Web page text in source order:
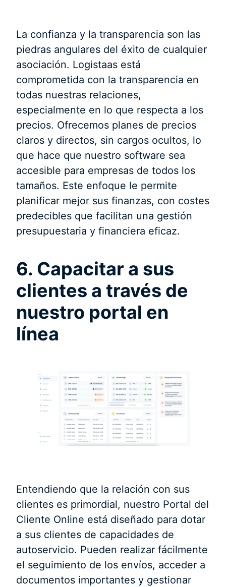
La confianza y la transparencia son las
piedras angulares del éxito de cualquier
asociación. Logistaas está
comprometida con la transparencia en
todas nuestras relaciones,
especialmente en lo que respecta a los
precios. Ofrecemos planes de precios
claros y directos, sin cargos ocultos, lo
que hace que nuestro software sea
accesible para empresas de todos los
tamaños. Este enfoque le permite
planificar mejor sus finanzas, con costes
predecibles que facilitan una gestión
presupuestaria y financiera eficaz.
6. Capacitar a sus
clientes a través de
nuestro portal en
línea
Entendiendo que la relación con sus
clientes es primordial, nuestro Portal del
Cliente Online está diseñado para dotar
a sus clientes de capacidades de
autoservicio. Pueden realizar fácilmente
el seguimiento de los envíos, acceder a
documentos importantes y gestionar